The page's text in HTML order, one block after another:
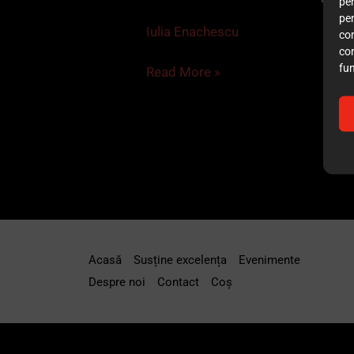
Iulia Enachescu
Gliga
Read More »
Acasă Susține excelența
Evenimente
Despre noi
Contact Coș